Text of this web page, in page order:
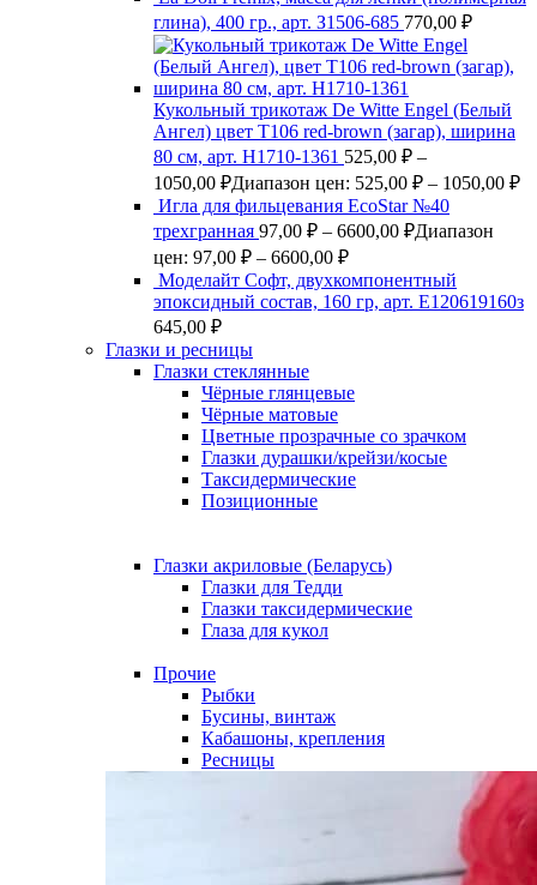
глина), 400 гр., арт. З1506-685 770,00 ₽
Кукольный трикотаж De Witte Engel (Белый
Ангел) цвет Т106 red-brown (загар), ширина
80 см, арт. Н1710-1361 525,00 ₽ –
1050,00 ₽Диапазон цен: 525,00 ₽ – 1050,00 ₽
Игла для фильцевания EcoStar №40
трехгранная 97,00 ₽ – 6600,00 ₽Диапазон
цен: 97,00 ₽ – 6600,00 ₽
Моделайт Софт, двухкомпонентный
эпоксидный состав, 160 гр, арт. Е120619160з
645,00 ₽
Глазки и ресницы
Глазки стеклянные
Чёрные глянцевые
Чёрные матовые
Цветные прозрачные со зрачком
Глазки дурашки/крейзи/косые
Таксидермические
Позиционные
Глазки акриловые (Беларусь)
Глазки для Тедди
Глазки таксидермические
Глаза для кукол
Прочие
Рыбки
Бусины, винтаж
Кабашоны, крепления
Ресницы